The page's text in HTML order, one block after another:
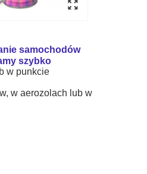
samochodów
szybko
w punkcie
w aerozolach lub w